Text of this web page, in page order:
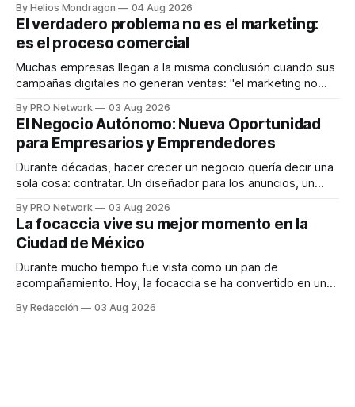
dispositivos inteligentes, inteligencia artificial y monitoreo
en tiempo real para ayudar a las personas a tomar mejores
decisiones sobre su salud metabólica. Su propuesta busca
responder
By Helios Mondragon 04 Aug 2026
El verdadero problema no es el marketing:
es el proceso comercial
Muchas empresas llegan a la misma conclusión cuando sus
campañas digitales no generan ventas: "el marketing no
INTERIUS, el problema suele estar en otro lugar. Durante
una entrevista para el podcast SER PRO, el especialista en
marketing digital explicó que
By PRO Network 03 Aug 2026
El Negocio Autónomo: Nueva Oportunidad
para Empresarios y Emprendedores
Durante décadas, hacer crecer un negocio quería decir una
sola cosa: contratar. Un diseñador para los anuncios, un
para los textos, alguien que supiera de publicidad digital
para encontrar prospectos, un vendedor para atender
llamadas y mensajes, y —con suerte— una persona
By PRO Network 03 Aug 2026
La focaccia vive su mejor momento en la
Ciudad de México
Durante mucho tiempo fue vista como un pan de
acompañamiento. Hoy, la focaccia se ha convertido en uno
artesanal, ingredientes de calidad y experiencias que
By Redacción 03 Aug 2026